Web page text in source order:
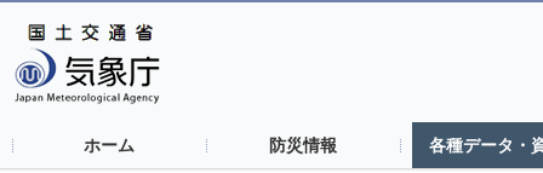
ホーム 防災情報 各種データ・